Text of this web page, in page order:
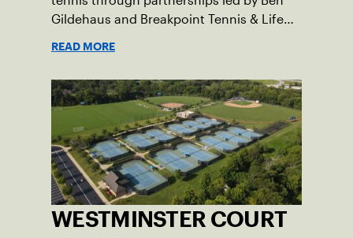
Gildehaus and Breakpoint Tennis & Life
READ MORE
WESTMINSTER COURT